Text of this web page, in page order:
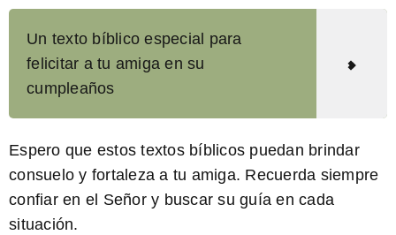
Un texto bíblico especial para
felicitar a tu amiga en su
cumpleaños
Espero que estos textos bíblicos puedan brindar
consuelo y fortaleza a tu amiga. Recuerda siempre
confiar en el Señor y buscar su guía en cada
situación.